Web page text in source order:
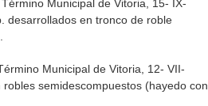
Municipal de Vitoria, 15- IX-
desarrollados en tronco de roble
Municipal de Vitoria, 12- VII-
semidescompuestos (hayedo con